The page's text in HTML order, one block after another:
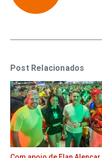
Post Relacionados